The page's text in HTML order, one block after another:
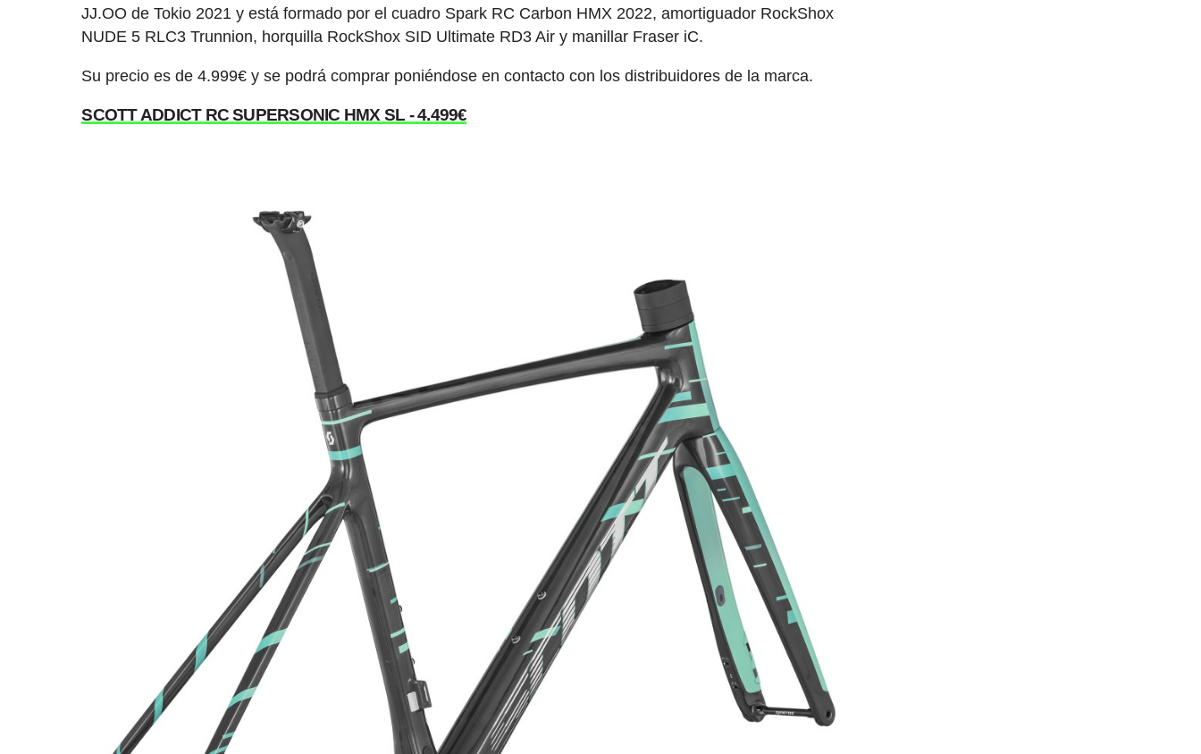
JJ.OO de Tokio 2021 y está formado por el cuadro Spark RC Carbon HMX 2022, amortiguador RockShox
NUDE 5 RLC3 Trunnion, horquilla RockShox SID Ultimate RD3 Air y manillar Fraser iC.
Su precio es de 4.999€ y se podrá comprar poniéndose en contacto con los distribuidores de la marca.
SCOTT ADDICT RC SUPERSONIC HMX SL - 4.499€